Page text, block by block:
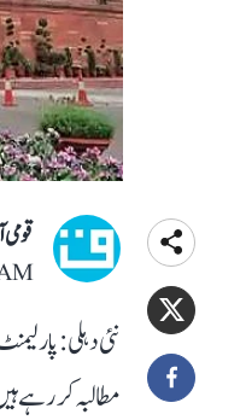
قومی
نئی دہلی:
مطالبہ کر رہے